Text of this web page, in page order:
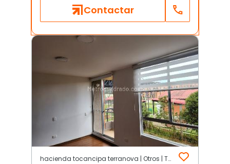
Contactar
hacienda tocancipa terranova | Otros | Tocancipá